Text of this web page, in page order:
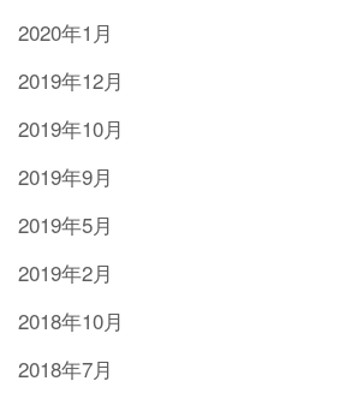
2020年1月
2019年12月
2019年10月
2019年9月
2019年5月
2019年2月
2018年10月
2018年7月